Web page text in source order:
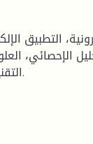
التطبيق
الإحصائي،